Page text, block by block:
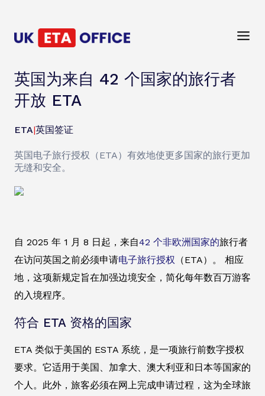
英国为来自 42 个国家的旅行者
开放 ETA
ETA|英国签证
英国电子旅行授权（ETA）有效地使更多国家的旅行更加
无缝和安全。
自 2025 年 1 月 8 日起，来自42 个非欧洲国家的旅行者
在访问英国之前必须申请电子旅行授权 （ETA）。 相应
地，这项新规定旨在加强边境安全，简化每年数百万游客
的入境程序。
符合 ETA 资格的国家
ETA 类似于美国的 ESTA 系统，是一项旅行前数字授权
要求。它适用于美国、加拿大、澳大利亚和日本等国家的
个人。此外，旅客必须在网上完成申请过程，这为全球旅